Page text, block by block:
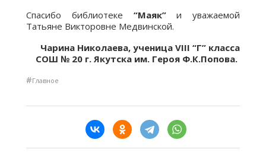
Спасибо библиотеке “Маяк”и уважаемой
Татьяне Викторовне Медвинской.
Чарина Николаева, ученица VIII “Г” класса
СОШ № 20 г. Якутска им. Героя Ф.К.Попова.
#Главное